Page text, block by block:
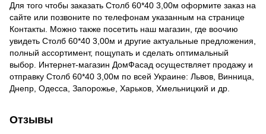
Для того чтобы заказать Столб 60*40 3,00м оформите заказ на
сайте или позвоните по телефонам указанным на странице
Контакты. Можно также посетить наш магазин, где воочию
увидеть Столб 60*40 3,00м и другие актуальные предложения,
полный ассортимент, пощупать и сделать оптимальный
выбор. Интернет-магазин ДомФасад осуществляет продажу и
отправку Столб 60*40 3,00м по всей Украине: Львов, Винница,
Днепр, Одесса, Запорожье, Харьков, Хмельницкий и др.
Отзывы